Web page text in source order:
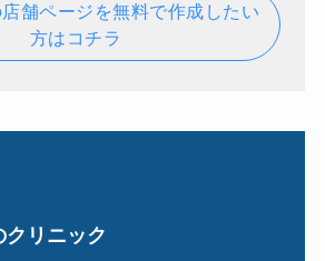
舗ページを無料で作成したい
方はコチラ
リニック